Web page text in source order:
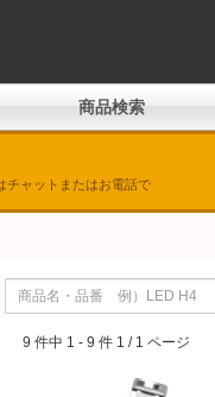
商品検索
チャットまたはお電話で
9 件中 1 - 9 件 1 / 1 ページ